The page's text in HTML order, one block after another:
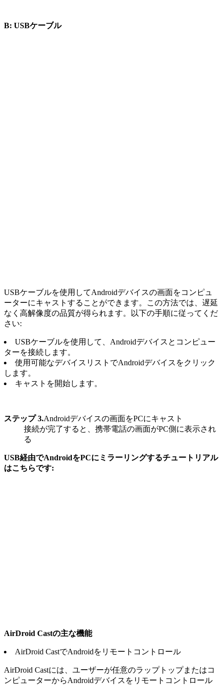
B: USBケーブル
USBケーブルを使用してAndroidデバイスの画面をコンピュ
ーターにキャストすることができます。この方法では、遅延
なく高解像度の品質が得られます。以下の手順に従ってくだ
さい:
USBケーブルを使用して、Androidデバイスとコンピュー
ターを接続します。
使用可能なデバイスリストでAndroidデバイスをクリック
します。
キャストを開始します。
ステップ 3.Androidデバイスの画面をPCにキャスト
接続が完了すると、携帯電話の画面がPC側に表示され
る
USB経由でAndroidをPCにミラーリングするチュートリアル
はこちらです:
AirDroid Castの主な機能
AirDroid CastでAndroidをリモートコントロール
AirDroid Castには、ユーザーが任意のラップトップまたはコ
ンピューターからAndroidデバイスをリモートコントロール